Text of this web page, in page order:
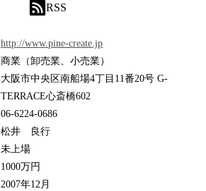
RSS
http://www.pine-create.jp
商業（卸売業、小売業）
大阪市中央区南船場4丁目11番20号 G-
TERRACE心斎橋602
06-6224-0686
松井 良行
未上場
1000万円
2007年12月